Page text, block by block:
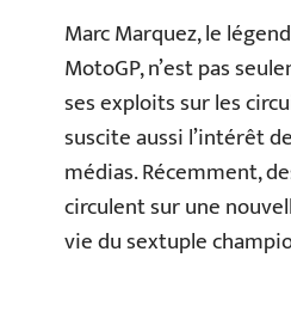
Marc Marquez, le
MotoGP, n’est pas
ses exploits sur les
suscite aussi l’intérêt
médias. Récemment,
circulent sur une
vie du sextuple